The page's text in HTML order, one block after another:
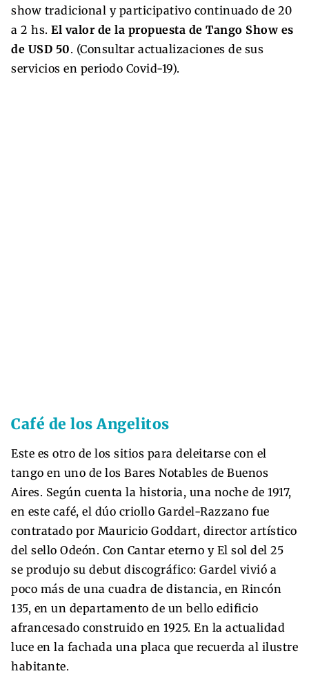
show tradicional y participativo continuado de 20
a 2 hs. El valor de la propuesta de Tango Show es
de USD 50. (Consultar actualizaciones de sus
servicios en periodo Covid-19).
Café de los Angelitos
Este es otro de los sitios para deleitarse con el
tango en uno de los Bares Notables de Buenos
Aires. Según cuenta la historia, una noche de 1917,
en este café, el dúo criollo Gardel-Razzano fue
contratado por Mauricio Goddart, director artístico
del sello Odeón. Con Cantar eterno y El sol del 25
se produjo su debut discográfico: Gardel vivió a
poco más de una cuadra de distancia, en Rincón
135, en un departamento de un bello edificio
afrancesado construido en 1925. En la actualidad
luce en la fachada una placa que recuerda al ilustre
habitante.